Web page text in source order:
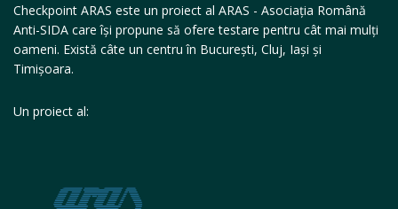
Checkpoint ARAS este un proiect al ARAS - Asociația Română
Anti-SIDA care își propune să ofere testare pentru cât mai mulți
oameni. Există câte un centru în București, Cluj, Iași și
Timișoara.
Un proiect al: